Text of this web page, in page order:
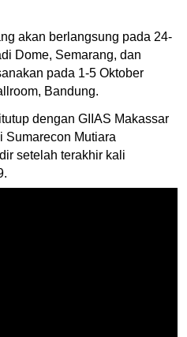
akan berlangsung pada 24-
Dome, Semarang, dan
pada 1-5 Oktober
Bandung.
dengan GIIAS Makassar
Sumarecon Mutiara
setelah terakhir kali